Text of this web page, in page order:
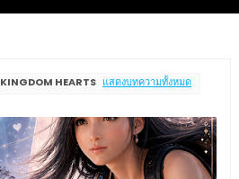
KINGDOM HEARTS แสดงบทความทั้งหมด